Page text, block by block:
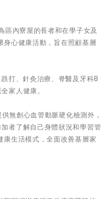
區內寮屋的長者和在學子女及
心健康活動，旨在照顧基層
打、針灸治療、脊醫及牙科8
家人健康。
無創心血管動脈硬化檢測外，
者了解自己身體狀況和學習管
生活模式，全面改善基層家